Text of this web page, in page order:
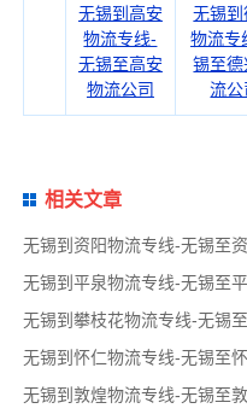
无锡到高安
物流专线-
无锡至高安
物流公司
无锡
物流专
锡至
流公
相关文章
无锡到资阳物流专线-无锡至
无锡到平泉物流专线-无锡至
无锡到攀枝花物流专线-无锡
无锡到怀仁物流专线-无锡至
无锡到敦煌物流专线-无锡至